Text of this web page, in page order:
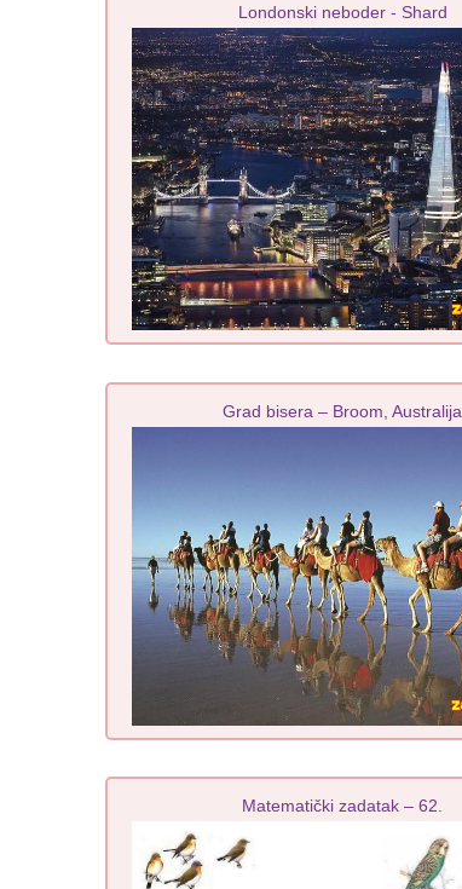
Londonski neboder - Shard
Grad bisera – Broom, Australija
Matematički zadatak – 62.